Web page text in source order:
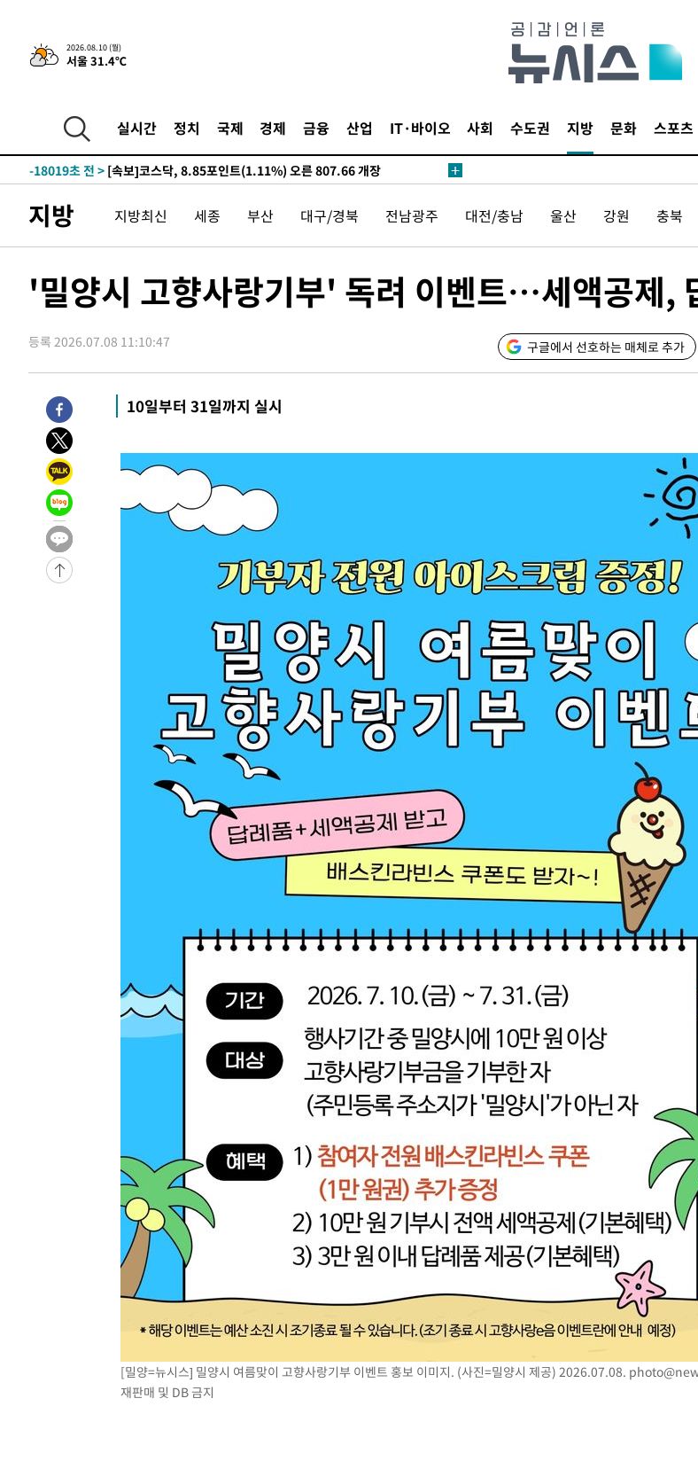
2026.08.10 (월)
서울 31.4℃
실시간 정치 국제 경제 금융 산업 IT·바이오 사회 수도권 지방 문화 스포츠
-7296초 전 >트럼프, 이란 추가 요구에 "저강도 대응…이건 체스게임"
-20995초 전 >
[속보]코스닥 지수 5%대 급등에 '매수 사이드카' 발동
-18281초 전 >
-18019초 전 > [속보]코스닥, 8.85포인트(1.11%) 오른 807.66 개장
-16451초 전 >
[속보]지하철 1호선 상행선 용산역 무정차 통과…"집회·시위"
-14776초 전 >'낮 최고 34도' 전국 더위 지속…강원·경상권 오전 비
명 살해
-11971초 전 >인천 앞바다 연락두절 모터보트 승선원 3명 전원 구조
-7296초 전 >트럼프, 이란 추가 요구에 "저강도 대응…이건 체스게임"
-22517초 전 >[속보]'전장연 시위' 1호선 용산역 상행선 무정차 통과 종료
-20995초 전 >
[속보]코스닥 지수 5%대 급등에 '매수 사이드카' 발동
-18281초 전 >
[속보]원·달러 환율, 오전 9시 1410.3원
-18019초 전 >
-18015초 전 >
[속보]코스피, 47.56포인트(0.76%) 오른 6306.33 개장
-16451초 전 >
[속보]지하철 1호선 상행선 용산역 무정차 통과…"집회·시위"
-14776초 전 >
'낮 최고 34도' 전국 더위 지속…강원·경상권 오전 비
-13424초 전 >
파키스탄 보안군, 대 테러작전으로 남서부의 무장세력 소탕전..15
명 살해
-11971초 전 >
인천 앞바다 연락두절 모터보트 승선원 3명 전원 구조
이집트, 가자 협상 당사자들에게 약속이행과 방해금지 촉구
트럼프, 이란 추가 요구에 "저강도 대응…이건 체스게임"
지방 지방최신 세종 부산 대구/경북 전남광주 대전/충남 울산 강원 충북
'밀양시 고향사랑기부' 독려 이벤트…세액공제,
등록 2026.07.08 11:10:47 구글에서 선호하는 매체로 추가
10일부터 31일까지 실시
[밀양=뉴시스] 밀양시 여름맞이 고향사랑기부 이벤트 홍보 이미지. (사진=밀양시 제공) 2026.07.08.
재판매 및 DB 금지